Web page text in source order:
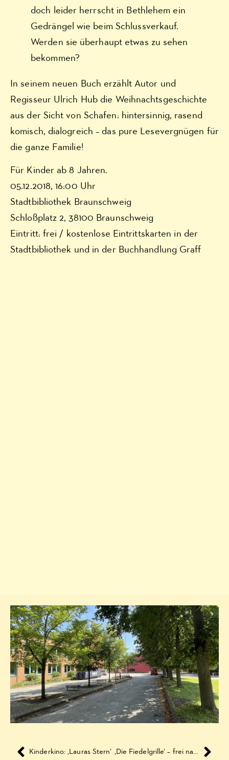
doch leider herrscht in Bethlehem ein
Gedrängel wie beim Schlussverkauf.
Werden sie überhaupt etwas zu sehen
bekommen?
In seinem neuen Buch erzählt Autor und
Regisseur Ulrich Hub die Weihnachtsgeschichte
aus der Sicht von Schafen: hintersinnig, rasend
komisch, dialogreich – das pure Lesevergnügen für
die ganze Familie!
Für Kinder ab 8 Jahren.
05.12.2018, 16:00 Uhr
Stadtbibliothek Braunschweig
Schloßplatz 2, 38100 Braunschweig
Eintritt: frei / kostenlose Eintrittskarten in der
Stadtbibliothek und in der Buchhandlung Graff
Kinderkino: ‚Lauras Stern‘ ‚Die Fiedelgrille‘ – frei nach Janosch